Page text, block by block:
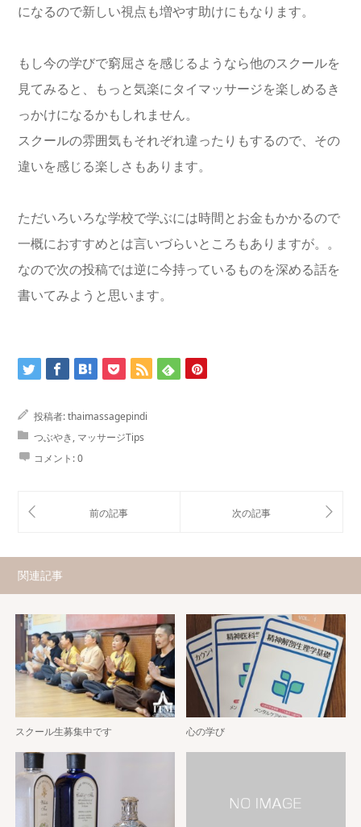
になるので新しい視点も増やす助けにもなります。
もし今の学びで窮屈さを感じるようなら他のスクールを
見てみると、もっと気楽にタイマッサージを楽しめるき
っかけになるかもしれません。
スクールの雰囲気もそれぞれ違ったりもするので、その
違いを感じる楽しさもあります。
ただいろいろな学校で学ぶには時間とお金もかかるので
一概におすすめとは言いづらいところもありますが。。
なので次の投稿では逆に今持っているものを深める話を
書いてみようと思います。
投稿者:thaimassagepindi
つぶやき, マッサージTips
コメント:0
関連記事
スクール生募集中です 心の学び